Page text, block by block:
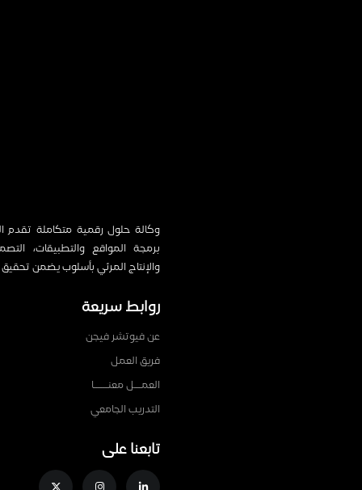
وكالة حلول رقمية متكاملة تقدم
برمجة المواقع والتطبيقات،
والإنتاج المرئي بأسلوب يضمن
روابط سريعة
عن فيوتشر فيجن
فريق العمل
العمـــل معنــــــا
التدريب الجامعي
تابعنا على